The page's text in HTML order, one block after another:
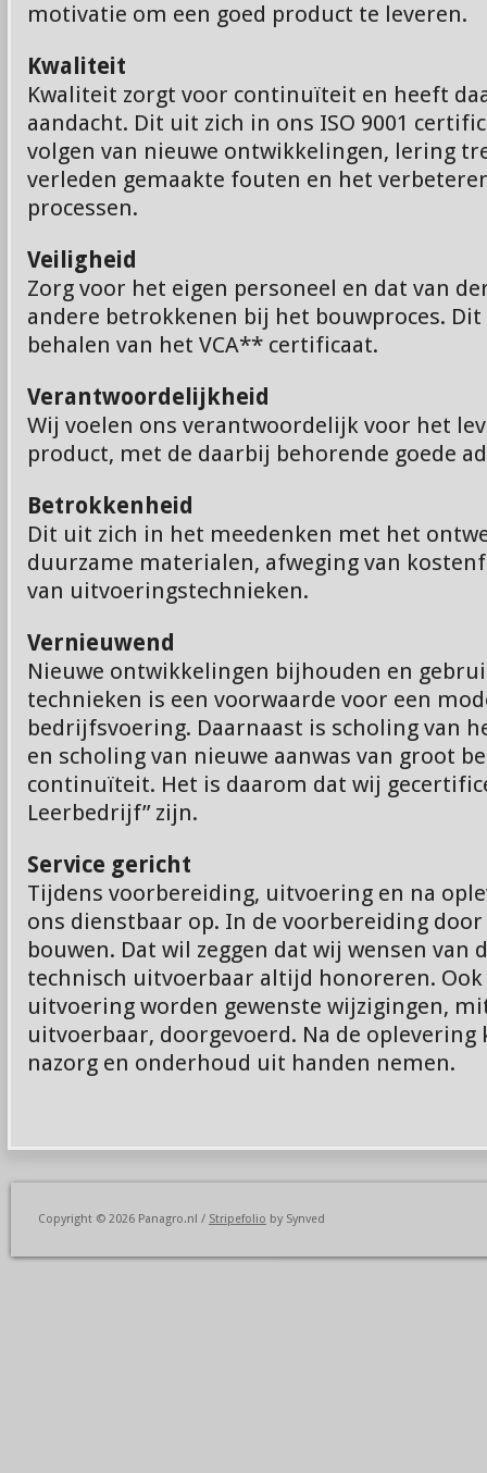
motivatie om een goed product te leveren.
Kwaliteit
Kwaliteit zorgt voor continuïteit en heeft
aandacht. Dit uit zich in ons ISO 9001
volgen van nieuwe ontwikkelingen, lering
verleden gemaakte fouten en het
processen.
Veiligheid
Zorg voor het eigen personeel en dat van
andere betrokkenen bij het bouwproces.
behalen van het VCA** certificaat.
Verantwoordelijkheid
Wij voelen ons verantwoordelijk voor het
product, met de daarbij behorende goede
Betrokkenheid
Dit uit zich in het meedenken met het
duurzame materialen, afweging van
van uitvoeringstechnieken.
Vernieuwend
Nieuwe ontwikkelingen bijhouden en
technieken is een voorwaarde voor een
bedrijfsvoering. Daarnaast is scholing van
en scholing van nieuwe aanwas van groot
continuïteit. Het is daarom dat wij
Leerbedrijf” zijn.
Service gericht
Tijdens voorbereiding, uitvoering en na
ons dienstbaar op. In de voorbereiding
bouwen. Dat wil zeggen dat wij wensen van
technisch uitvoerbaar altijd honoreren.
uitvoering worden gewenste wijzigingen,
uitvoerbaar, doorgevoerd. Na de oplevering
nazorg en onderhoud uit handen nemen.
Copyright © 2026 Panagro.nl / Stripefolio by Synved